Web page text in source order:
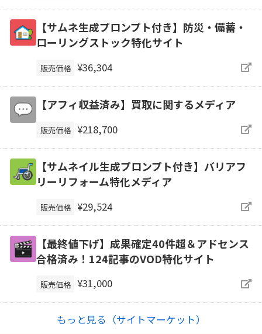
【サムネ生成プロンプト付き】防災・備蓄・
ローリングストック特化サイト
販売価格 ¥36,304
【アフィ収益済み】買取に関するメディア
販売価格 ¥218,700
【サムネイル生成プロンプト付き】バリアフ
リーリフォーム特化メディア
販売価格 ¥29,524
【最終値下げ】成果確定40件超＆アドセンス
合格済み！124記事のVOD特化サイト
販売価格 ¥31,000
もっと見る（サイトマーケット）